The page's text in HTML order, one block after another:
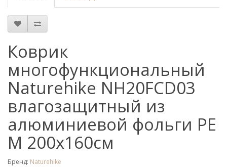
Коврик
многофункциональный
Naturehike NH20FCD03
влагозащитный из
алюминиевой фольги PE
M 200х160см
Бренд: Naturehike